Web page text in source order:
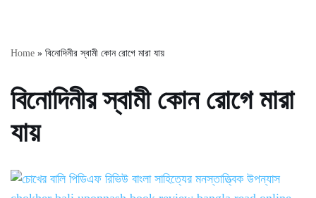
Home » বিনোদিনীর স্বামী কোন রোগে মারা যায়
বিনোদিনীর স্বামী কোন রোগে মারা
যায়